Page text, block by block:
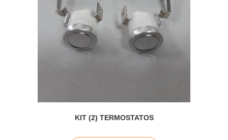
KIT (2) TERMOSTATOS